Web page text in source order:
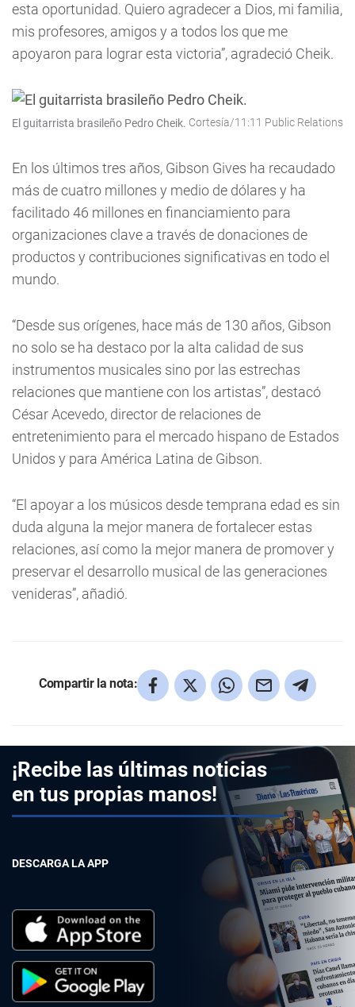
esta oportunidad. Quiero agradecer a Dios, mi familia,
mis profesores, amigos y a todos los que me
apoyaron para lograr esta victoria”, agradeció Cheik.
El guitarrista brasileño Pedro Cheik. Cortesía/11:11 Public Relations
En los últimos tres años, Gibson Gives ha recaudado
más de cuatro millones y medio de dólares y ha
facilitado 46 millones en financiamiento para
organizaciones clave a través de donaciones de
productos y contribuciones significativas en todo el
mundo.
“Desde sus orígenes, hace más de 130 años, Gibson
no solo se ha destaco por la alta calidad de sus
instrumentos musicales sino por las estrechas
relaciones que mantiene con los artistas”, destacó
César Acevedo, director de relaciones de
entretenimiento para el mercado hispano de Estados
Unidos y para América Latina de Gibson.
“El apoyar a los músicos desde temprana edad es sin
duda alguna la mejor manera de fortalecer estas
relaciones, así como la mejor manera de promover y
preservar el desarrollo musical de las generaciones
venideras”, añadió.
Compartir la nota:
¡Recibe las últimas noticias
en tus propias manos!
DESCARGA LA APP